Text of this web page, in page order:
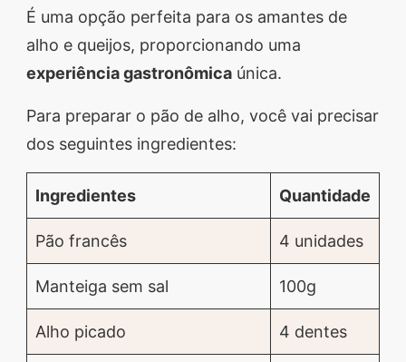
É uma opção perfeita para os amantes de
alho e queijos, proporcionando uma
experiência gastronômica única.
Para preparar o pão de alho, você vai precisar
dos seguintes ingredientes:
Ingredientes Quantidade
Pão francês 4 unidades
Manteiga sem sal 100g
Alho picado 4 dentes